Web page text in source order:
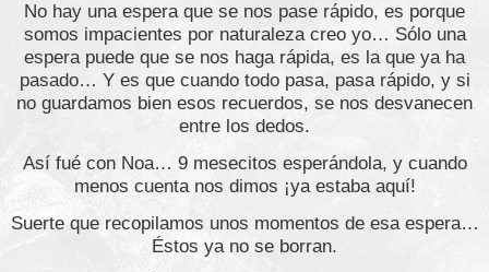
No hay una espera que se nos pase rápido, es porque
somos impacientes por naturaleza creo yo… Sólo una
espera puede que se nos haga rápida, es la que ya ha
pasado… Y es que cuando todo pasa, pasa rápido, y si
no guardamos bien esos recuerdos, se nos desvanecen
entre los dedos.
Así fué con Noa… 9 mesecitos esperándola, y cuando
menos cuenta nos dimos ¡ya estaba aquí!
Suerte que recopilamos unos momentos de esa espera…
Éstos ya no se borran.